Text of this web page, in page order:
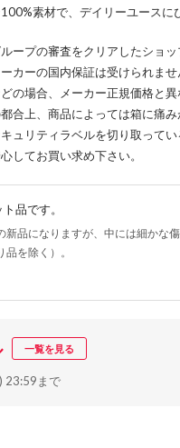
素材で、デイリーユースに
ープの審査をクリアしたショ
カーの国内保証は受けられませ
の場合、メーカー正規価格と異
合上、商品によっては箱に痛
ュリティラベルを切り取って
してお買い求め下さい。
品です。
新品になりますが、中には細かな
を除く）。
一覧を見る
23:59まで